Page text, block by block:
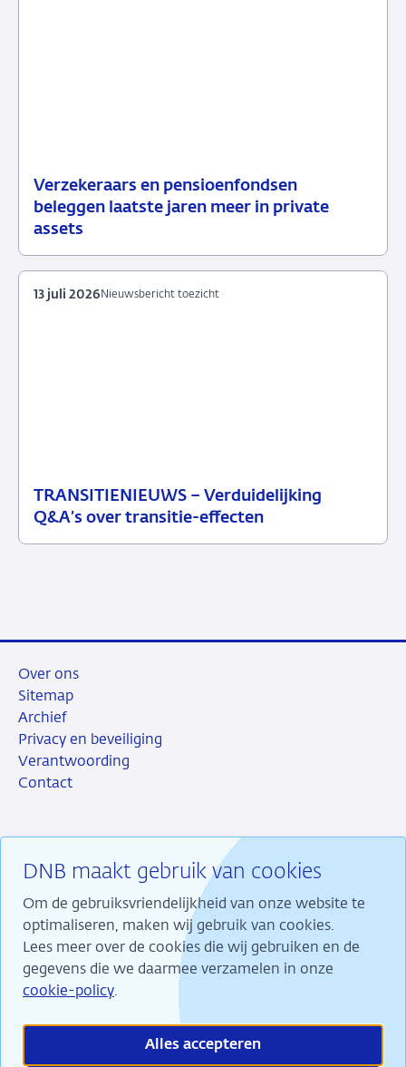
Verzekeraars en pensioenfondsen
beleggen laatste jaren meer in private
assets
15
juli
Nieuwsbericht
toezicht
TRANSITIENIEUWS – Verduidelijking
Q&A’s over transitie-effecten
13
Nieuwsbericht
Nieuwsbericht toezicht
13 juli 2026
DNB maakt gebruik van cookies
Om de gebruiksvriendelijkheid van onze website te
optimaliseren, maken wij gebruik van cookies.
Lees meer over de cookies die wij gebruiken en de
gegevens die we daarmee verzamelen in onze
cookie-policy.
Alles accepteren
Over ons
Sitemap
Archief
Privacy en beveiliging
Verantwoording
Contact
RSS InstagramLinkedin
X
Wij maken ons sterk voor financiële stabiliteit en
dragen daarmee bij aan duurzame welvaart in